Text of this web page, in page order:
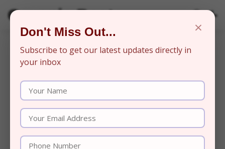
Organic Beats
×
Don't Miss Out...
Subscribe to get our latest updates directly in
your inbox